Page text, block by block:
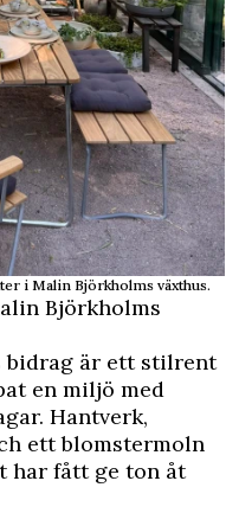
i Malin Björkholms växthus.
Björkholms
bidrag är ett stilrent
en miljö med
Hantverk,
ett blomstermoln
har fått ge ton åt